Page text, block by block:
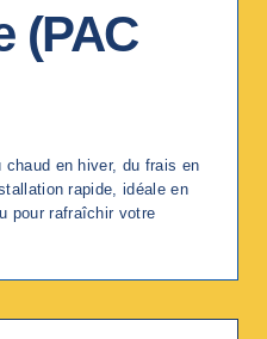
(PAC
chaud en hiver, du frais en
rapide, idéale en
pour rafraîchir votre